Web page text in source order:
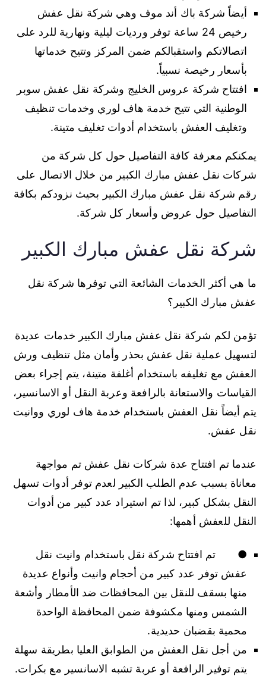
أيضاً شركة باك أند موف وهي شركة نقل عفش
رخيص 24 ساعة توفر ورديات ليلية ونهارية للرد على
اتصالاتكم واستقبالكم ضمن المركز وتتيح خدماتها
بأسعار رخيصة نسبياً.
افتتاح شركة عروس الخليج وشركة نقل عفش سوبر
الوطنية التي تتيح خدمة هاف لوري وخدمات تنظيف
وتغليف العفش باستخدام أدوات تغليف متينة.
يمكنكم معرفة كافة التفاصيل حول كل شركة من
شركات نقل عفش مبارك الكبير من خلال الاتصال على
رقم شركة نقل عفش مبارك الكبير بحيث نزودكم بكافة
التفاصيل حول عروض وأسعار كل شركة.
شركة نقل عفش مبارك الكبير
ما هي أكثر الخدمات الشائعة التي توفرها شركة نقل
عفش مبارك الكبير؟
تؤمن لكم شركة نقل عفش مبارك الكبير خدمات عديدة
لتسهيل عملية نقل عفش بحذر وأمان مثل تنظيف ورش
العفش مع تغليفه باستخدام أغلفة متينة، يتم إجراء بعض
القياسات والاستعانة بالرافعة وعربة النقل أو الاسانسير،
يتم أيضاً نقل العفش باستخدام خدمة هاف لوري ووانيت
نقل عفش.
عندما تم افتتاح عدة شركات نقل عفش تم مواجهة
معاناة بسبب عدم الطلب الكبير لعدم توفر أدوات تسهل
النقل بشكل كبير، لذا تم استيراد عدد كبير من أدوات
النقل للعفش أهمها:
● تم افتتاح شركة نقل باستخدام وانيت نقل
عفش توفر عدد كبير من أحجام وانيت وأنواع عديدة
منها بسقف للنقل بين المحافظات ضد الأمطار وأشعة
الشمس ومنها مكشوفة ضمن المحافظة الواحدة
محمية بقضبان حديدية.
من أجل نقل العفش من الطوابق العليا بطريقة سهلة
يتم توفير الرافعة أو عربة تشبه الاسانسير مع بكرات.